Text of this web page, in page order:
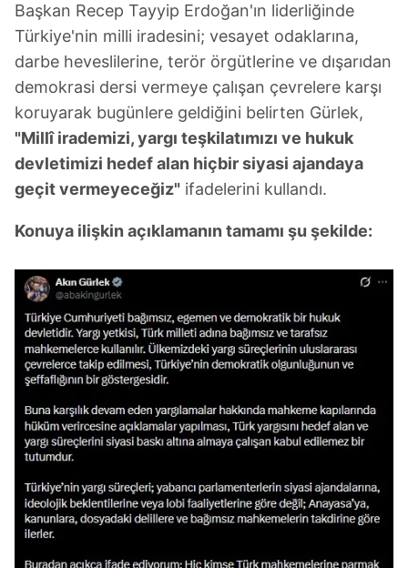
Başkan Recep Tayyip Erdoğan'ın liderliğinde
Türkiye'nin milli iradesini; vesayet odaklarına,
darbe heveslilerine, terör örgütlerine ve dışarıdan
demokrasi dersi vermeye çalışan çevrelere karşı
koruyarak bugünlere geldiğini belirten Gürlek,
"Millî irademizi, yargı teşkilatımızı ve hukuk
devletimizi hedef alan hiçbir siyasi ajandaya
geçit vermeyeceğiz" ifadelerini kullandı.
Konuya ilişkin açıklamanın tamamı şu şekilde: